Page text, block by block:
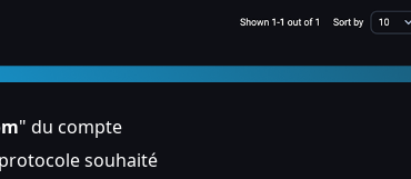
" du compte
souhaité